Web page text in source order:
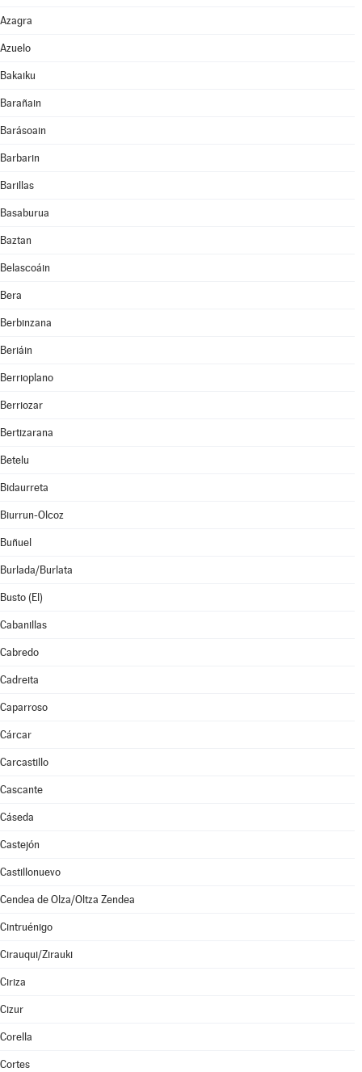
Azagra
Azuelo
Bakaiku
Barañain
Barásoain
Barbarin
Barillas
Basaburua
Baztan
Belascoáin
Bera
Berbinzana
Beriáin
Berrioplano
Berriozar
Bertizarana
Betelu
Bidaurreta
Biurrun-Olcoz
Buñuel
Burlada/Burlata
Busto (El)
Cabanillas
Cabredo
Cadreita
Caparroso
Cárcar
Carcastillo
Cascante
Cáseda
Castejón
Castillonuevo
Cendea de Olza/Oltza Zendea
Cintruénigo
Cirauqui/Zirauki
Ciriza
Cizur
Corella
Cortes